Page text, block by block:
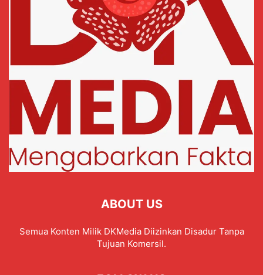
ABOUT US
Semua Konten Milik DKMedia Diizinkan Disadur Tanpa
Tujuan Komersil.